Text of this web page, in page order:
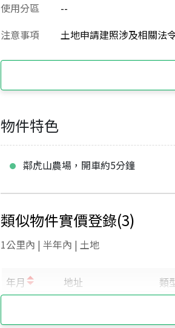
使用分區
--
注意事項
土地申請建照涉及相關法
物件特色
鄰虎山農場，開車約5分鐘
類似物件實價登錄(3)
1公里內 | 半年內 | 土地